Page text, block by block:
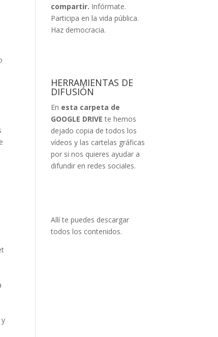
compartir. Infórmate.
Participa en la vida pública.
Haz democracia.
HERRAMIENTAS DE
DIFUSIÓN
En esta carpeta de
GOOGLE DRIVE te hemos
dejado copia de todos los
vídeos y las cartelas gráficas
por si nos quieres ayudar a
difundir en redes sociales.
Allí te puedes descargar
todos los contenidos.